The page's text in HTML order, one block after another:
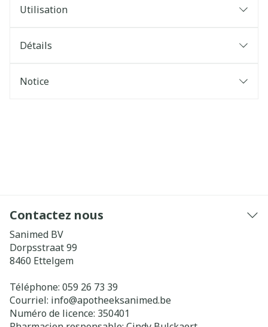
Utilisation
Détails
Notice
Contactez nous
Sanimed BV
Dorpsstraat 99
8460 Ettelgem
Téléphone: 059 26 73 39
Courriel: info@apotheeksanimed.be
Numéro de licence: 350401